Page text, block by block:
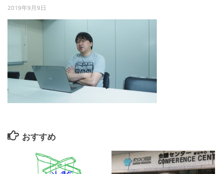
2019年9月9日
おすすめ